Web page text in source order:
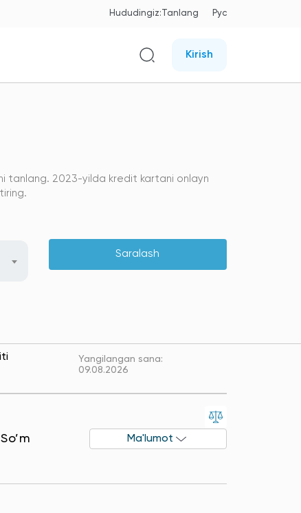
Hududingiz:Tanlang Рус
Kirish
tanlang. 2023-yilda kredit kartani onlayn
Saralash
Yangilangan sana:
09.08.2026
Ma'lumot